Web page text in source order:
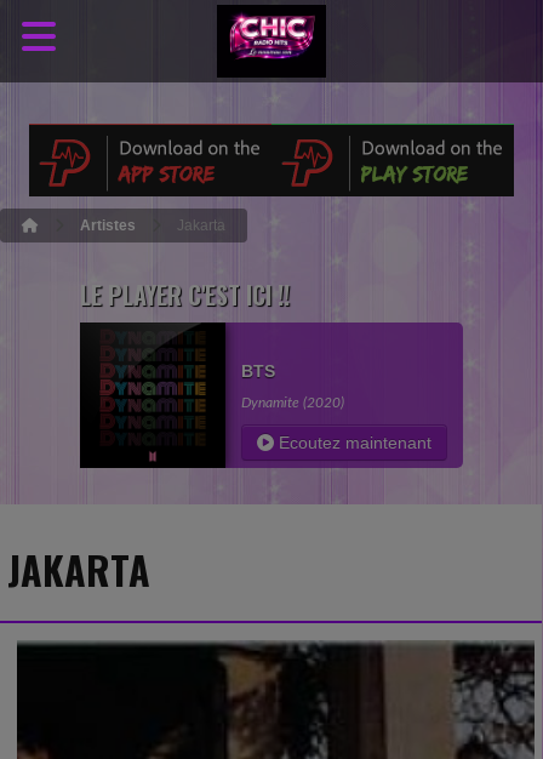
Artistes Jakarta
LE PLAYER C'EST ICI !!
BTS
Dynamite (2020)
Ecoutez maintenant
JAKARTA